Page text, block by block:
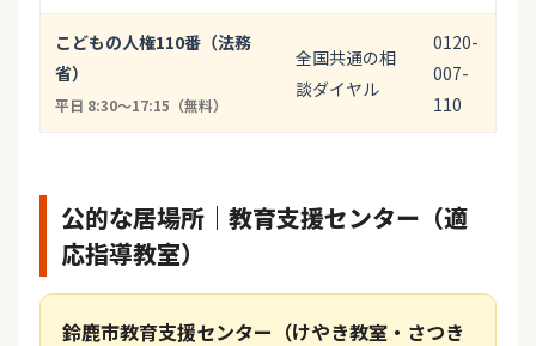
こどもの人権110番（法務
省）
平日 8:30〜17:15（無料）
全国共通の相
談ダイヤル
0120-
007-
110
公的な居場所｜教育支援センター（適
応指導教室）
鈴鹿市教育支援センター（けやき教室・さつき